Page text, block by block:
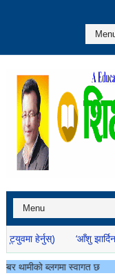
‘आँशु झार्दिन’ म्युजिक
छ